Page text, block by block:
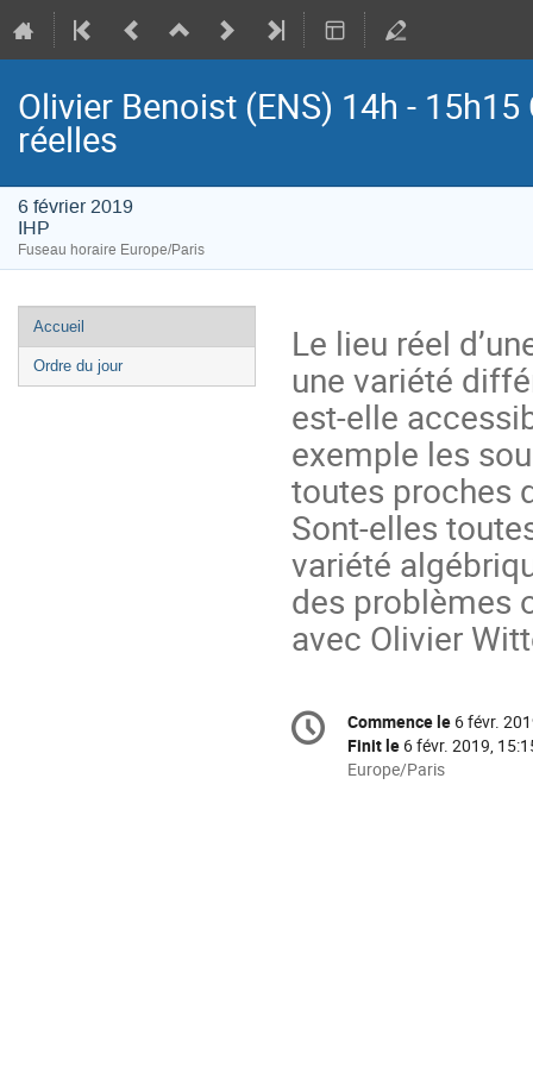
Olivier Benoist (ENS) 14h -
réelles
6 février 2019
IHP
Fuseau horaire Europe/Paris
Menu
de
l'événement
Accueil
Ordre du jour
Le lieu réel
une variété
est-elle
exemple les
toutes proches
Sont-elles
variété
des problèmes
avec Olivier
Information
de
Date/Heure
Commence le 6 févr.
Finit le 6 févr. 2019,
Toutes
Europe/Paris